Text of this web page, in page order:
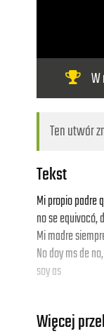
Ten utwór
Tekst
Mi propio padre
no se equivocó,
Mi madre
No doy ms de
soy as
Crash! Boom!
Więcej